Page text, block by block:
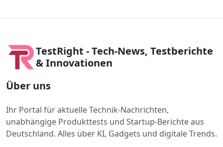
TestRight - Tech-News, Testberichte
& Innovationen
Über uns
Ihr Portal für aktuelle Technik-Nachrichten,
unabhängige Produkttests und Startup-Berichte aus
Deutschland. Alles über KI, Gadgets und digitale Trends.